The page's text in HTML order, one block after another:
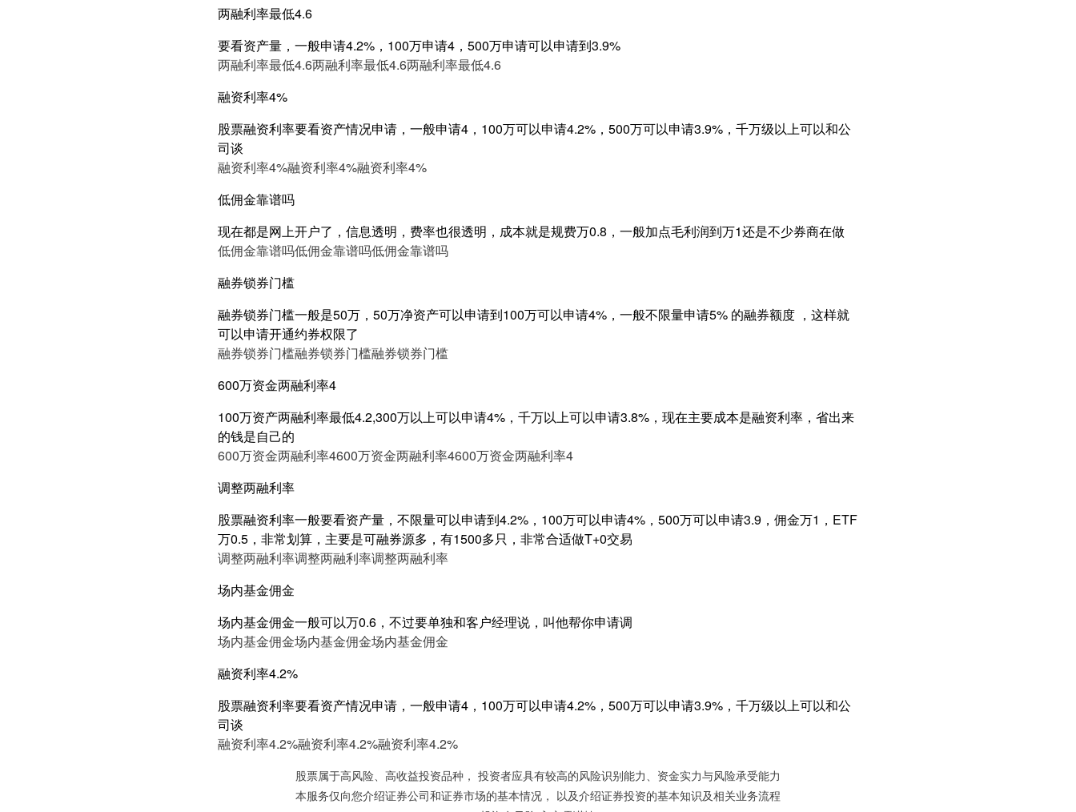
两融利率最低4.6
要看资产量，一般申请4.2%，100万申请4，500万申请可以申请到3.9%
两融利率最低4.6两融利率最低4.6两融利率最低4.6
融资利率4%
股票融资利率要看资产情况申请，一般申请4，100万可以申请4.2%，500万可以申请3.9%，千万级以上可以和公
司谈
融资利率4%融资利率4%融资利率4%
低佣金靠谱吗
现在都是网上开户了，信息透明，费率也很透明，成本就是规费万0.8，一般加点毛利润到万1还是不少券商在做
低佣金靠谱吗低佣金靠谱吗低佣金靠谱吗
融券锁券门槛
融券锁券门槛一般是50万，50万净资产可以申请到100万可以申请4%，一般不限量申请5% 的融券额度 ，这样就
可以申请开通约券权限了
融券锁券门槛融券锁券门槛融券锁券门槛
600万资金两融利率4
100万资产两融利率最低4.2,300万以上可以申请4%，千万以上可以申请3.8%，现在主要成本是融资利率，省出来
的钱是自己的
600万资金两融利率4600万资金两融利率4600万资金两融利率4
调整两融利率
股票融资利率一般要看资产量，不限量可以申请到4.2%，100万可以申请4%，500万可以申请3.9，佣金万1，ETF
万0.5，非常划算，主要是可融券源多，有1500多只，非常合适做T+0交易
调整两融利率调整两融利率调整两融利率
场内基金佣金
场内基金佣金一般可以万0.6，不过要单独和客户经理说，叫他帮你申请调
场内基金佣金场内基金佣金场内基金佣金
融资利率4.2%
股票融资利率要看资产情况申请，一般申请4，100万可以申请4.2%，500万可以申请3.9%，千万级以上可以和公
司谈
融资利率4.2%融资利率4.2%融资利率4.2%
股票属于高风险、高收益投资品种， 投资者应具有较高的风险识别能力、资金实力与风险承受能力
本服务仅向您介绍证券公司和证券市场的基本情况， 以及介绍证券投资的基本知识及相关业务流程